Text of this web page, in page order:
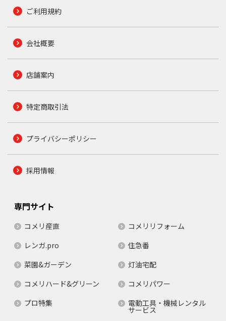
ご利用規約
会社概要
店舗案内
特定商取引法
プライバシーポリシー
採用情報
専門サイト
コメリ産直
コメリリフォーム
レンガ.pro
住急番
菜園&ガーデン
灯油宅配
コメリハード&グリーン
コメリパワー
プロ特集
電動工具・機械レンタル
サービス